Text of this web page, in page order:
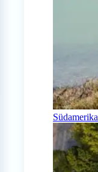
Südamerika